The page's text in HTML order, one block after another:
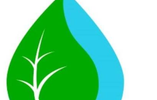
de cansancio. Cuando te sientes cansado y
lo que puede dificultar tus esfuerzos para
a mantenerte activo
y saludable. Recuerda que
de agua al día por cada 35kg de peso .